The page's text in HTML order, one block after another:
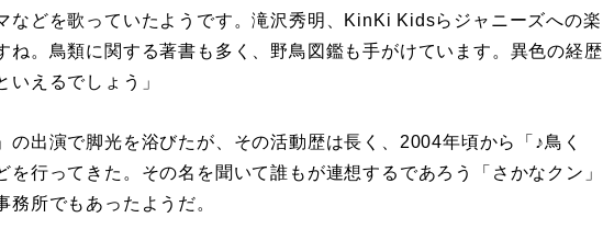
などを歌っていたようです。滝沢秀明、KinKi Kidsらジャニーズへの楽
ね。鳥類に関する著書も多く、野鳥図鑑も手がけています。異色の経歴
いえるでしょう」
出演で脚光を浴びたが、その活動歴は長く、2004年頃から「♪鳥く
を行ってきた。その名を聞いて誰もが連想するであろう「さかなクン」
務所でもあったようだ。